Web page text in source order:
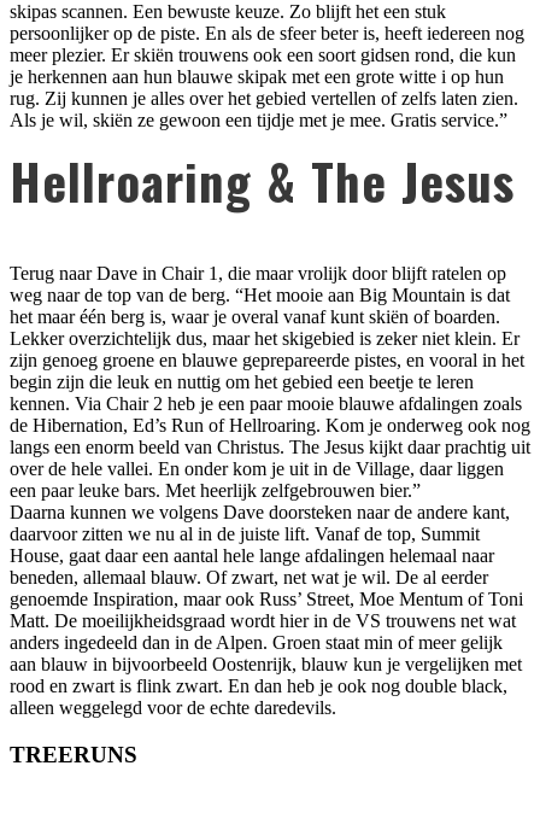
skipas scannen. Een bewuste keuze. Zo blijft het een stuk
persoonlijker op de piste. En als de sfeer beter is, heeft iedereen nog
meer plezier. Er skiën trouwens ook een soort gidsen rond, die kun
je herkennen aan hun blauwe skipak met een grote witte i op hun
rug. Zij kunnen je alles over het gebied vertellen of zelfs laten zien.
Als je wil, skiën ze gewoon een tijdje met je mee. Gratis service.”
Hellroaring & The Jesus
Terug naar Dave in Chair 1, die maar vrolijk door blijft ratelen op
weg naar de top van de berg. “Het mooie aan Big Mountain is dat
het maar één berg is, waar je overal vanaf kunt skiën of boarden.
Lekker overzichtelijk dus, maar het skigebied is zeker niet klein. Er
zijn genoeg groene en blauwe geprepareerde pistes, en vooral in het
begin zijn die leuk en nuttig om het gebied een beetje te leren
kennen. Via Chair 2 heb je een paar mooie blauwe afdalingen zoals
de Hibernation, Ed’s Run of Hellroaring. Kom je onderweg ook nog
langs een enorm beeld van Christus. The Jesus kijkt daar prachtig uit
over de hele vallei. En onder kom je uit in de Village, daar liggen
een paar leuke bars. Met heerlijk zelfgebrouwen bier.”
Daarna kunnen we volgens Dave doorsteken naar de andere kant,
daarvoor zitten we nu al in de juiste lift. Vanaf de top, Summit
House, gaat daar een aantal hele lange afdalingen helemaal naar
beneden, allemaal blauw. Of zwart, net wat je wil. De al eerder
genoemde Inspiration, maar ook Russ’ Street, Moe Mentum of Toni
Matt. De moeilijkheidsgraad wordt hier in de VS trouwens net wat
anders ingedeeld dan in de Alpen. Groen staat min of meer gelijk
aan blauw in bijvoorbeeld Oostenrijk, blauw kun je vergelijken met
rood en zwart is flink zwart. En dan heb je ook nog double black,
alleen weggelegd voor de echte daredevils.
TREERUNS